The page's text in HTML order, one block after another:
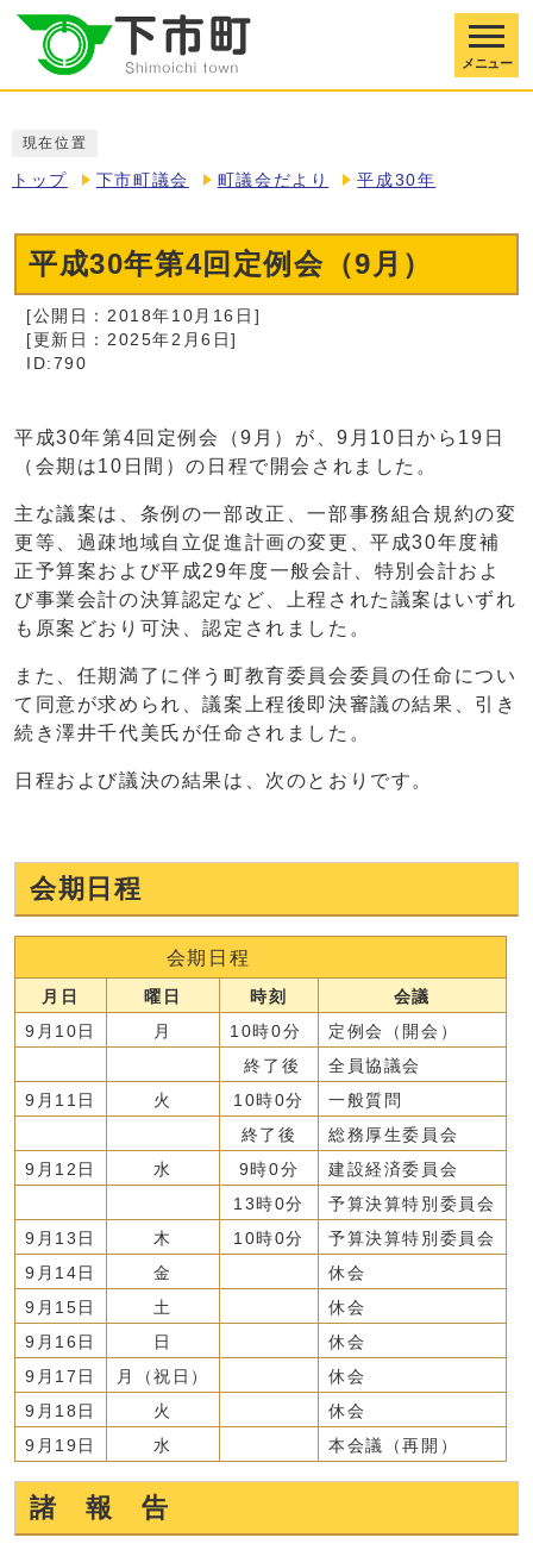
メニュー
現在位置
トップ 下市町議会 町議会だより 平成30年
平成30年第4回定例会（9月）
[公開日：2018年10月16日]
[更新日：2025年2月6日]
ID:790
平成30年第4回定例会（9月）が、9月10日から19日
（会期は10日間）の日程で開会されました。
主な議案は、条例の一部改正、一部事務組合規約の変
更等、過疎地域自立促進計画の変更、平成30年度補
正予算案および平成29年度一般会計、特別会計およ
び事業会計の決算認定など、上程された議案はいずれ
も原案どおり可決、認定されました。
また、任期満了に伴う町教育委員会委員の任命につい
て同意が求められ、議案上程後即決審議の結果、引き
続き澤井千代美氏が任命されました。
日程および議決の結果は、次のとおりです。
会期日程
会期日程
月日 曜日 時刻
会議
9月10日
月 10時0分
定例会（開会）
終了後
全員協議会
9月11日
火 10時0分
一般質問
終了後
総務厚生委員会
9月12日
水 9時0分
建設経済委員会
13時0分
予算決算特別委員会
9月13日
木 10時0分
予算決算特別委員会
9月14日
金
休会
9月15日
土
休会
9月16日
日
休会
9月17日
月（祝日）
休会
9月18日
火
休会
9月19日
水 本会議（再開）
諸 報 告